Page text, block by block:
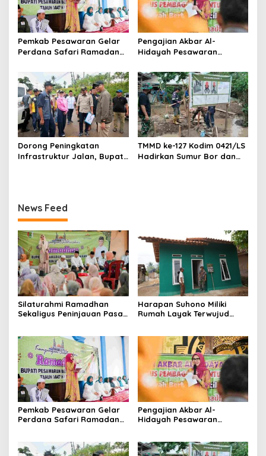
Pemkab Pesawaran Gelar
Perdana Safari Ramadan
Khilau dan Way Lima
Pengajian Akbar Al-
Hidayah Pesawaran
Yatim dan Dhuafa di Bulan
Suci
Dorong Peningkatan
Infrastruktur Jalan, Bupati
TMMD ke-127 Kodim 0421/LS
Hadirkan Sumur Bor dan
News Feed
Silaturahmi Ramadhan
Sekaligus Peninjauan Pasar
Tegineneng
Harapan Suhono Miliki
Rumah Layak Terwujud
Pemkab Pesawaran Gelar
Perdana Safari Ramadan
Pengajian Akbar Al-
Hidayah Pesawaran
Suci